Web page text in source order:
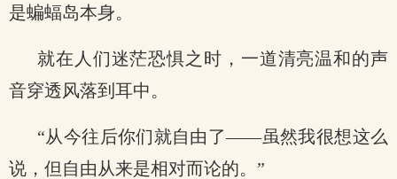
是蝙蝠岛本身。
就在人们迷茫恐惧之时，一道清亮温和的声
音穿透风落到耳中。
“从今往后你们就自由了——虽然我很想这么
说，但自由从来是相对而论的。”